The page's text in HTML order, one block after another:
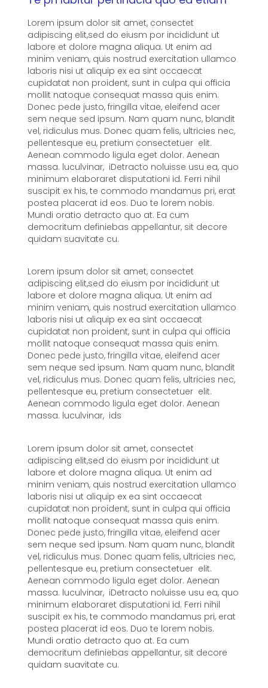
Lorem ipsum dolor sit amet, consectet
adipiscing elit,sed do eiusm por incididunt ut
labore et dolore magna aliqua. Ut enim ad
minim veniam, quis nostrud exercitation ullamco
laboris nisi ut aliquip ex ea sint occaecat
cupidatat non proident, sunt in culpa qui officia
mollit natoque consequat massa quis enim.
Donec pede justo, fringilla vitae, eleifend acer
sem neque sed ipsum. Nam quam nunc, blandit
vel, ridiculus mus. Donec quam felis, ultricies nec,
pellentesque eu, pretium consectetuer elit.
Aenean commodo ligula eget dolor. Aenean
massa. luculvinar, iDetracto noluisse usu ea, quo
minimum elaboraret disputationi id. Ferri nihil
suscipit ex his, te commodo mandamus pri, erat
postea placerat id eos. Duo te lorem nobis.
Mundi oratio detracto quo at. Ea cum
democritum definiebas appellantur, sit decore
quidam suavitate cu.
Lorem ipsum dolor sit amet, consectet
adipiscing elit,sed do eiusm por incididunt ut
labore et dolore magna aliqua. Ut enim ad
minim veniam, quis nostrud exercitation ullamco
laboris nisi ut aliquip ex ea sint occaecat
cupidatat non proident, sunt in culpa qui officia
mollit natoque consequat massa quis enim.
Donec pede justo, fringilla vitae, eleifend acer
sem neque sed ipsum. Nam quam nunc, blandit
vel, ridiculus mus. Donec quam felis, ultricies nec,
pellentesque eu, pretium consectetuer elit.
Aenean commodo ligula eget dolor. Aenean
massa. luculvinar, ids
Lorem ipsum dolor sit amet, consectet
adipiscing elit,sed do eiusm por incididunt ut
labore et dolore magna aliqua. Ut enim ad
minim veniam, quis nostrud exercitation ullamco
laboris nisi ut aliquip ex ea sint occaecat
cupidatat non proident, sunt in culpa qui officia
mollit natoque consequat massa quis enim.
Donec pede justo, fringilla vitae, eleifend acer
sem neque sed ipsum. Nam quam nunc, blandit
vel, ridiculus mus. Donec quam felis, ultricies nec,
pellentesque eu, pretium consectetuer elit.
Aenean commodo ligula eget dolor. Aenean
massa. luculvinar, iDetracto noluisse usu ea, quo
minimum elaboraret disputationi id. Ferri nihil
suscipit ex his, te commodo mandamus pri, erat
postea placerat id eos. Duo te lorem nobis.
Mundi oratio detracto quo at. Ea cum
democritum definiebas appellantur, sit decore
quidam suavitate cu.